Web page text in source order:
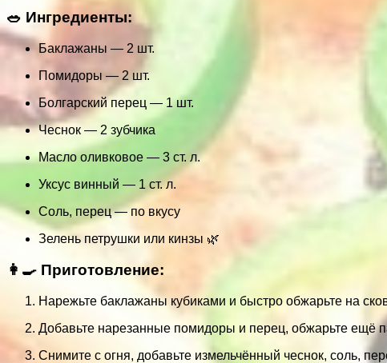
🥗 Ингредиенты:
Баклажаны — 2 шт.
Помидоры — 2 шт.
Болгарский перец — 1 шт.
Чеснок — 2 зубчика
Масло оливковое — 3 ст. л.
Уксус винный — 1 ст. л.
Соль, перец — по вкусу
Зелень петрушки или кинзы 🌿
👩‍🍳 Приготовление:
Нарежьте баклажаны кубиками и быстро обжарьте на
Добавьте нарезанные помидоры и перец, обжарьте ещё
Снимите с огня, добавьте измельчённый чеснок, соль,